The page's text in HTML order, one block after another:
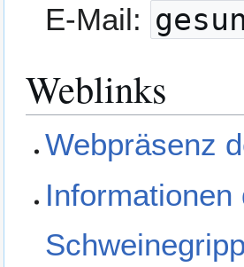
E-Mail:
Weblinks
Webpräsenz